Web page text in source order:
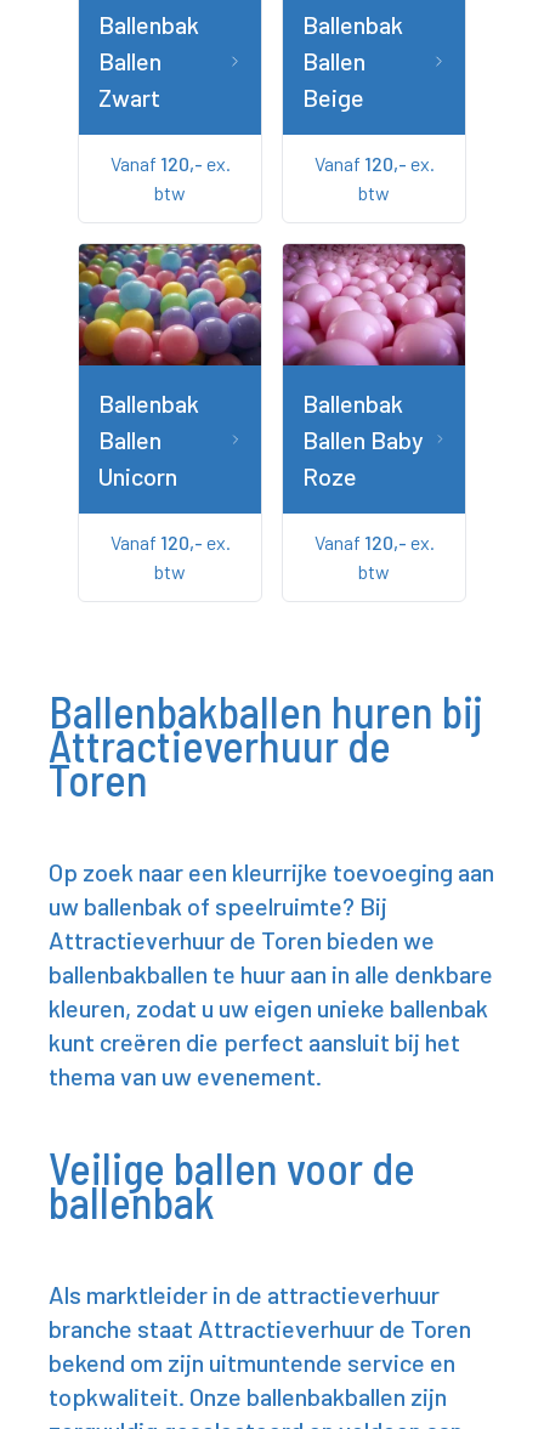
Ballenbak
Ballen
Zwart
Vanaf 120,- ex.
btw
Ballenbak
Ballen
Beige
Vanaf 120,- ex.
btw
Ballenbak
Ballen
Unicorn
Vanaf 120,- ex.
btw
Ballenbak
Ballen Baby
Roze
Vanaf 120,- ex.
btw
Ballenbakballen huren bij
Attractieverhuur de
Toren
Op zoek naar een kleurrijke toevoeging aan
uw ballenbak of speelruimte? Bij
Attractieverhuur de Toren bieden we
ballenbakballen te huur aan in alle denkbare
kleuren, zodat u uw eigen unieke ballenbak
kunt creëren die perfect aansluit bij het
thema van uw evenement.
Veilige ballen voor de
ballenbak
Als marktleider in de attractieverhuur
branche staat Attractieverhuur de Toren
bekend om zijn uitmuntende service en
topkwaliteit. Onze ballenbakballen zijn